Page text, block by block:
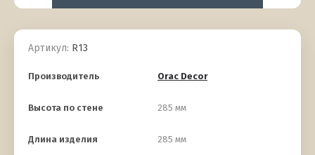
Артикул: R13
Производитель Orac Decor
Высота по стене 285 мм
Длина изделия 285 мм